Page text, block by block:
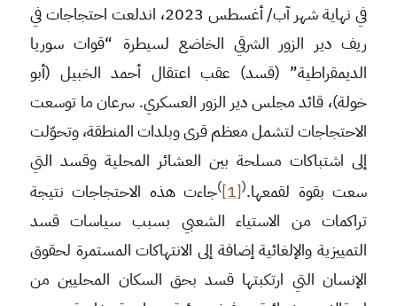
في نهاية شهر آب/ أغسطس 2023، اندلعت احتجاجات في
ريف دير الزور الشرقي الخاضع لسيطرة “قوات سوريا
الديمقراطية” (قسد) عقب اعتقال أحمد الخبيل (أبو
خولة)، قائد مجلس دير الزور العسكري. سرعان ما توسعت
الاحتجاجات لتشمل معظم قرى وبلدات المنطقة، وتحوّلت
إلى اشتباكات مسلحة بين العشائر المحلية وقسد التي
سعت بقوة لقمعها.(
[1]
)جاءت هذه الاحتجاجات نتيجة
تراكمات من الاستياء الشعبي بسبب سياسات قسد
التمييزية والإلغائية إضافة إلى الانتهاكات المستمرة لحقوق
الإنسان التي ارتكبتها قسد بحق السكان المحليين من